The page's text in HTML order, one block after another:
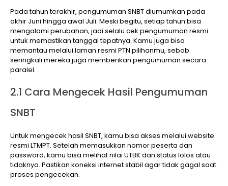
Pada tahun terakhir, pengumuman SNBT diumumkan pada
akhir Juni hingga awal Juli. Meski begitu, setiap tahun bisa
mengalami perubahan, jadi selalu cek pengumuman resmi
untuk memastikan tanggal tepatnya. Kamu juga bisa
memantau melalui laman resmi PTN pilihanmu, sebab
seringkali mereka juga memberikan pengumuman secara
paralel.
2.1 Cara Mengecek Hasil Pengumuman
SNBT
Untuk mengecek hasil SNBT, kamu bisa akses melalui website
resmi LTMPT. Setelah memasukkan nomor peserta dan
password, kamu bisa melihat nilai UTBK dan status lolos atau
tidaknya. Pastikan koneksi internet stabil agar tidak gagal saat
proses pengecekan.